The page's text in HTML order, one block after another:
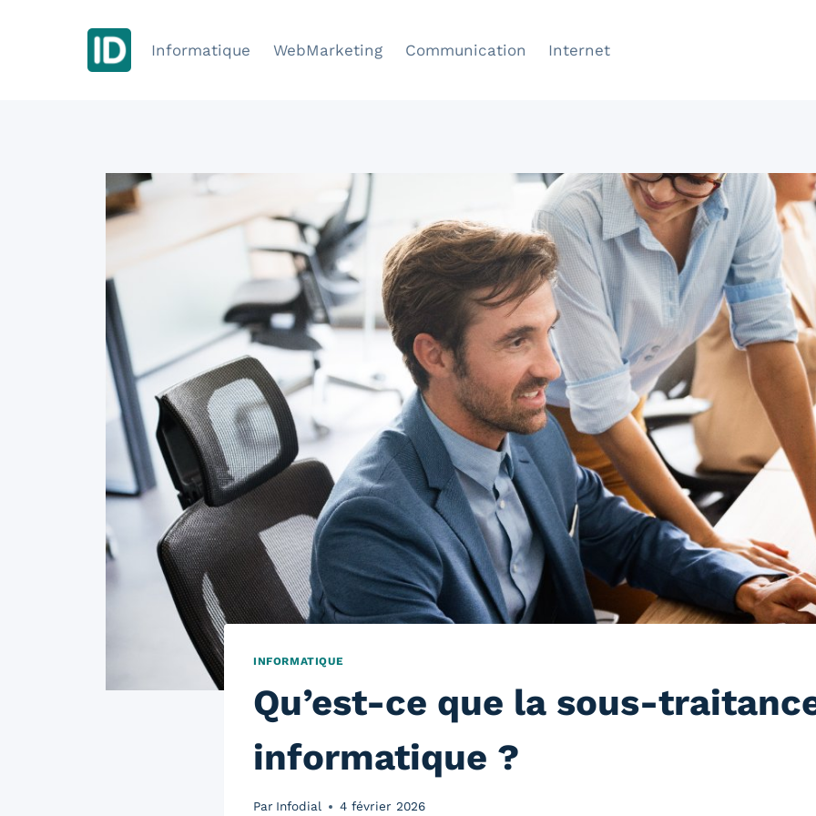
Informatique WebMarketing Communication Internet
INFORMATIQUE
Qu’est-ce que la sous-
informatique ?
Par Infodial 4 février 2026